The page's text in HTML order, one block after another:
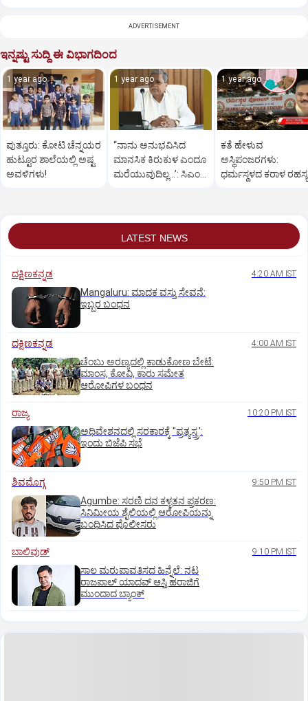
ADVERTISEMENT
ಇನ್ನಷ್ಟು ಸುದ್ದಿ ಈ ವಿಭಾಗದಿಂದ
1 year ago
ಪುತ್ತೂರು: ಕೋಟಿ ಚೆನ್ನಯರ
ಹುಟ್ಟೂರ ಶಾಲೆಯಲ್ಲಿ ಅಷ್ಟ
ಅವಳಿಗಳು!
1 year ago
“ನಾನು ಅನುಭವಿಸಿದ
ಮಾನಸಿಕ ಕಿರುಕುಳ ಎಂದೂ
ಮರೆಯುವುದಿಲ್ಲ…’: ಸಿಎಂ
1 year ago
ಕತೆ ಹೇಳುವ
ಅಸ್ಥಿಪಂಜರಗಳು:
ಧರ್ಮಸ್ಥಳದ‌ ಕರಾಳ ರಹಸ್ಯ
LATEST NEWS
ದಕ್ಷಿಣಕನ್ನಡ 4:20 AM IST
Mangaluru: ಮಾದಕ ವಸ್ತು ಸೇವನೆ:
ಇಬ್ಬರ ಬಂಧನ
ದಕ್ಷಿಣಕನ್ನಡ 4:00 AM IST
ಚೆಂಬು ಅರಣ್ಯದಲ್ಲಿ ಕಾಡುಕೋಣ ಬೇಟೆ:
ಮಾಂಸ, ಕೋವಿ, ಕಾರು ಸಮೇತ
ಆರೋಪಿಗಳ ಬಂಧನ
ರಾಜ್ಯ 10:20 PM IST
ಅಧಿವೇಶನದಲ್ಲಿ ಸರಕಾರಕ್ಕೆ "ಪ್ರತ್ಯಸ್ತ್ರ':
ಇಂದು ಬಿಜೆಪಿ ಸಭೆ
ಶಿವಮೊಗ್ಗ 9:50 PM IST
Agumbe: ಸರಣಿ ದನ ಕಳ್ಳತನ ಪ್ರಕರಣ:
ಸಿನಿಮೀಯ ಶೈಲಿಯಲ್ಲಿ ಆರೋಪಿಯನ್ನು
ಬಂಧಿಸಿದ ಪೊಲೀಸರು
ಬಾಲಿವುಡ್‌ 9:10 PM IST
ಸಾಲ ಮರುಪಾವತಿಸದ ಹಿನ್ನೆಲೆ: ನಟ
ರಾಜಪಾಲ್ ಯಾದವ್‌ ಆಸ್ತಿ ಹರಾಜಿಗೆ
ಮುಂದಾದ ಬ್ಯಾಂಕ್